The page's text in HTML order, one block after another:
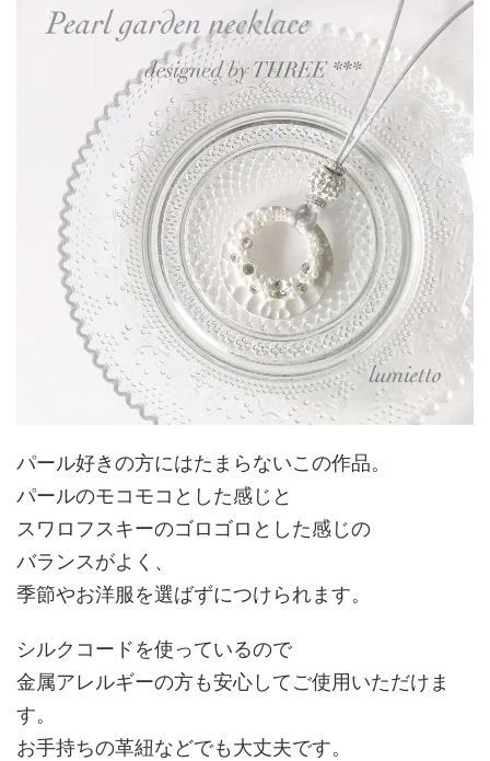
パール好きの方にはたまらないこの作品。
パールのモコモコとした感じと
スワロフスキーのゴロゴロとした感じの
バランスがよく、
季節やお洋服を選ばずにつけられます。
シルクコードを使っているので
金属アレルギーの方も安心してご使用いただけま
す。
お手持ちの革紐などでも大丈夫です。